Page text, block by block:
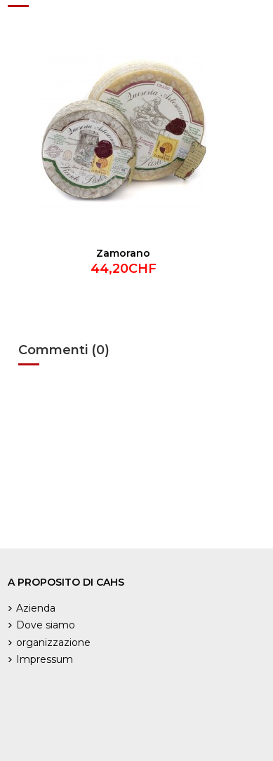
Zamorano
44,20CHF
Commenti (0)
A PROPOSITO DI CAHS
Azienda
Dove siamo
organizzazione
Impressum